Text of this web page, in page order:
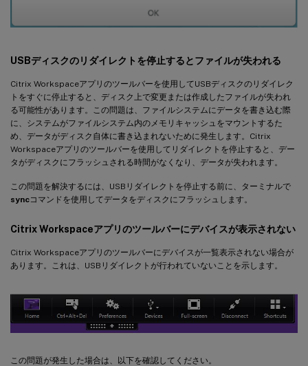
USBディスクのリダイレクトを停止するとファイルが失われる
Citrix Workspaceアプリのツールバーを使用してUSBディスクのリダイレク
トをすぐに停止すると、ディスク上で変更または作成したファイルが失われ
る可能性があります。この問題は、ファイルシステムにデータを書き込む際
に、システムがファイルシステム内のメモリキャッシュをマウントするた
め、データがディスク自体に書き込まれないために発生します。Citrix
Workspaceアプリのツールバーを使用してリダイレクトを停止すると、デー
タがディスクにフラッシュされる時間がなくなり、データが失われます。
この問題を解決するには、USBリダイレクトを停止する前に、ターミナルで
syncコマンドを使用してデータをディスクにフラッシュします。
Citrix Workspaceアプリのツールバーにデバイスが表示されない
Citrix Workspaceアプリのツールバーにデバイスが一覧表示されない場合が
あります。これは、USBリダイレクトが行われていないことを示します。
この問題が発生した場合は、以下を確認してください。